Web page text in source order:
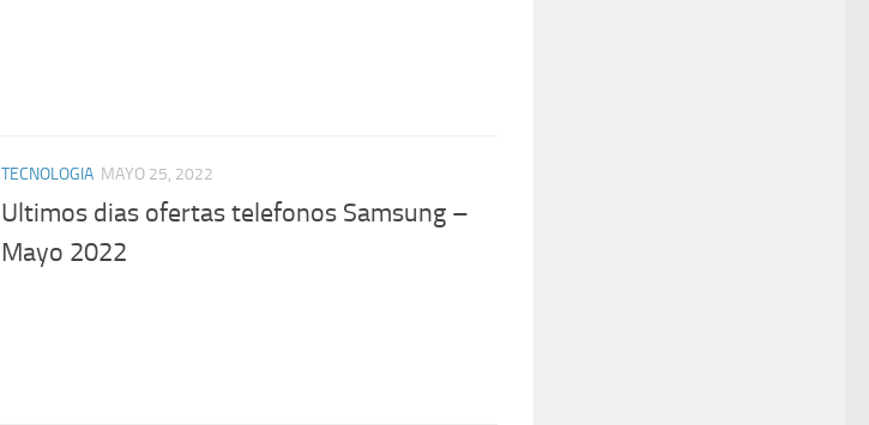
TECNOLOGIA MAYO 25, 2022
Ultimos dias ofertas telefonos Samsung –
Mayo 2022